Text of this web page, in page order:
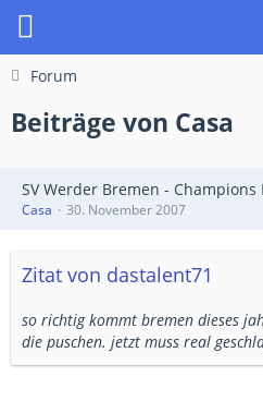
Forum
Beiträge von Casa
SV Werder Bremen - Champions
Casa 30. November 2007
Zitat von dastalent71
so richtig kommt bremen dieses
die puschen. jetzt muss real